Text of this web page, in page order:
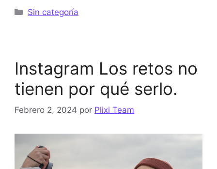
Categorías
Sin categoría
Instagram Los retos no
tienen por qué serlo.
Febrero 2, 2024 por Plixi Team